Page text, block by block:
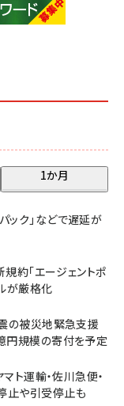
1か月
ック」などで遅延が
約「エージェントポ
が厳格化
の被災地緊急支援
円規模の寄付を予定
ト運輸・佐川急便・
止や引受停止も